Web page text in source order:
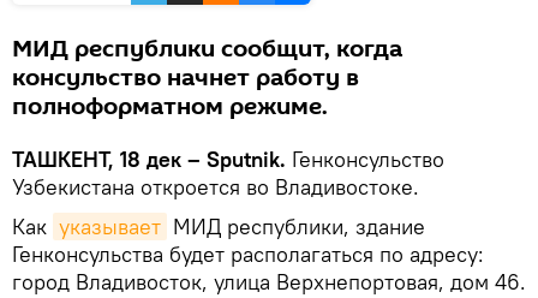
МИД республики сообщит, когда
консульство начнет работу в
полноформатном режиме.
ТАШКЕНТ, 18 дек – Sputnik. Генконсульство
Узбекистана откроется во Владивостоке.
Как указывает МИД республики, здание
Генконсульства будет располагаться по адресу:
город Владивосток, улица Верхнепортовая, дом 46.